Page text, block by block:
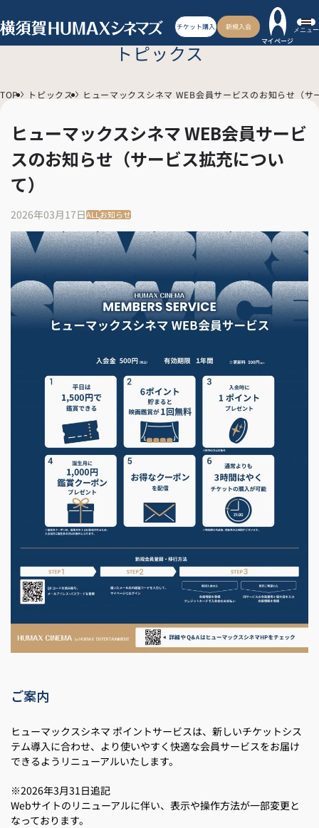
チケット購入
新規入会
マイページ
メニュー
トピックス
TOP トピックス ヒューマックスシネマ WEB会員サービスのお知らせ（サ
ヒューマックスシネマ WEB会員サービ
スのお知らせ（サービス拡充につい
て）
2026年03月17日ALLお知らせ
ご案内
ヒューマックスシネマ ポイントサービスは、新しいチケットシス
テム導入に合わせ、より使いやすく快適な会員サービスをお届け
できるようリニューアルいたします。
※2026年3月31日追記
Webサイトのリニューアルに伴い、表示や操作方法が一部変更と
なっております。